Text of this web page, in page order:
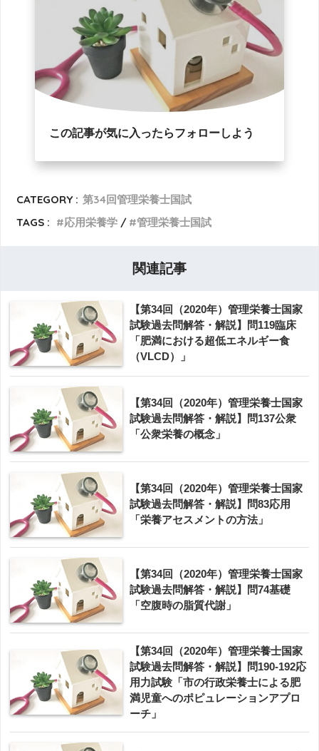
この記事が気に入ったらフォローしよう
CATEGORY : 第34回管理栄養士国試
TAGS :
応用栄養学 管理栄養士国試
関連記事
【第34回（2020年）管理栄養士国家
試験過去問解答・解説】問119臨床
「肥満における超低エネルギー食
（VLCD）」
【第34回（2020年）管理栄養士国家
試験過去問解答・解説】問137公衆
「公衆栄養の概念」
【第34回（2020年）管理栄養士国家
試験過去問解答・解説】問83応用
「栄養アセスメントの方法」
【第34回（2020年）管理栄養士国家
試験過去問解答・解説】問74基礎
「空腹時の脂質代謝」
【第34回（2020年）管理栄養士国家
試験過去問解答・解説】問190-192応
用力試験「市の行政栄養士による肥
満児童へのポピュレーションアプロ
ーチ」